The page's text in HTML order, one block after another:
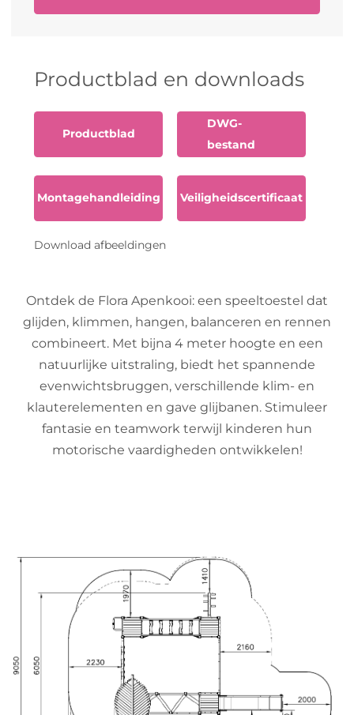
Productblad en downloads
Productblad
DWG-
bestand
Montagehandleiding Veiligheidscertificaat
Download afbeeldingen
Ontdek de Flora Apenkooi: een speeltoestel dat
glijden, klimmen, hangen, balanceren en rennen
combineert. Met bijna 4 meter hoogte en een
natuurlijke uitstraling, biedt het spannende
evenwichtsbruggen, verschillende klim- en
klauterelementen en gave glijbanen. Stimuleer
fantasie en teamwork terwijl kinderen hun
motorische vaardigheden ontwikkelen!